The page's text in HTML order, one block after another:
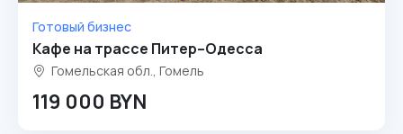
Готовый бизнес
Кафе на трассе Питер–Одесса
Гомельская обл., Гомель
119 000 BYN